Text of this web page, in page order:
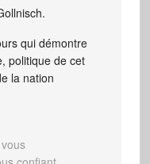
qui démontre
politique de cet
la nation